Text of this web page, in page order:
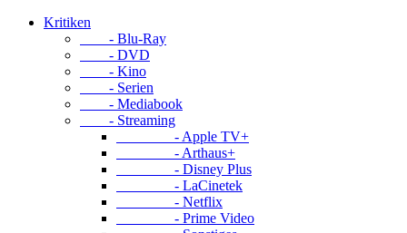
Kritiken
- Blu-Ray
- DVD
- Kino
- Serien
- Mediabook
- Streaming
- Apple TV+
- Arthaus+
- Disney Plus
- LaCinetek
- Netflix
- Prime Video